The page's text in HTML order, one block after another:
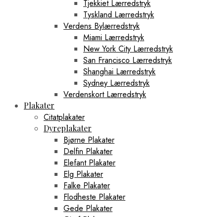
Tjekkiet Lærredstryk
Tyskland Lærredstryk
Verdens Bylærredstryk
Miami Lærredstryk
New York City Lærredstryk
San Francisco Lærredstryk
Shanghai Lærredstryk
Sydney Lærredstryk
Verdenskort Lærredstryk
Plakater
Citatplakater
Dyreplakater
Bjørne Plakater
Delfin Plakater
Elefant Plakater
Elg Plakater
Falke Plakater
Flodheste Plakater
Gede Plakater